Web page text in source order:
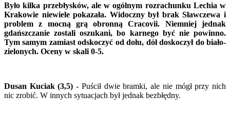
Było kilka przebłysków, ale w ogólnym rozrachunku Lechia w
Krakowie niewiele pokazała. Widoczny był brak Sławczewa i
problem z mocną grą obronną Cracovii. Niemniej jednak
gdańszczanie zostali oszukani, bo karnego być nie powinno.
Tym samym zamiast odskoczyć od dołu, dół doskoczył do biało-
zielonych. Oceny w skali 0-5.
Dusan Kuciak (3,5)- Puścił dwie bramki, ale nie mógł przy nich
nic zrobić. W innych sytuacjach był jednak bezbłędny.